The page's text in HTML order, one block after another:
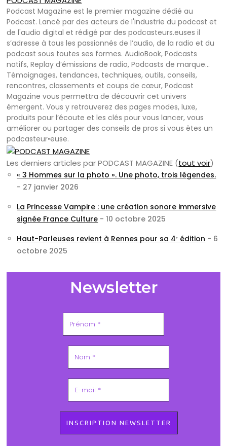
Podcast Magazine est le premier magazine dédié au
Podcast. Lancé par des acteurs de l'industrie du podcast et
de l'audio digital et rédigé par des podcasteurs.euses il
s’adresse à tous les passionnés de l’audio, de la radio et du
podcast sous toutes ses formes. AudioBook, Podcasts
natifs, Replay d’émissions de radio, Podcasts de marque…
Témoignages, tendances, techniques, outils, conseils,
rencontres, classements et coups de cœur, Podcast
Magazine vous permettra de découvrir cet univers
émergent. Vous y retrouverez des pages modes, luxe,
produits pour l’écoute et les clés pour vous lancer, vous
améliorer ou partager des conseils de pros si vous êtes un
podcasteur•euse.
Les derniers articles par PODCAST MAGAZINE (tout voir)
« 3 Hommes sur la photo ». Une photo, trois légendes.
- 27 janvier 2026
La Princesse Vampire : une création sonore immersive
signée France Culture - 10 octobre 2025
Haut-Parleuses revient à Rennes pour sa 4ᵉ édition - 6
octobre 2025
Newsletter